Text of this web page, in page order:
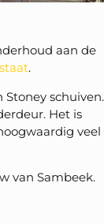
aan de
.
schuiven.
Het is
veel
van Sambeek.